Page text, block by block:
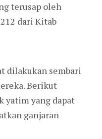
terusap oleh
dari Kitab
dilakukan sembari
Berikut
yatim yang dapat
ganjaran